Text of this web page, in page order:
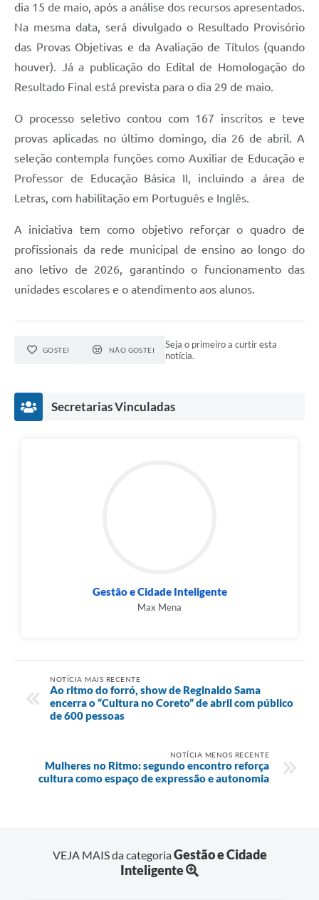
dia 15 de maio, após a análise dos recursos apresentados.
Na mesma data, será divulgado o Resultado Provisório
das Provas Objetivas e da Avaliação de Títulos (quando
houver). Já a publicação do Edital de Homologação do
Resultado Final está prevista para o dia 29 de maio.
O processo seletivo contou com 167 inscritos e teve
provas aplicadas no último domingo, dia 26 de abril. A
seleção contempla funções como Auxiliar de Educação e
Professor de Educação Básica II, incluindo a área de
Letras, com habilitação em Português e Inglês.
A iniciativa tem como objetivo reforçar o quadro de
profissionais da rede municipal de ensino ao longo do
ano letivo de 2026, garantindo o funcionamento das
unidades escolares e o atendimento aos alunos.
GOSTEI NÃO GOSTEI
Seja o primeiro a curtir esta
notícia.
Secretarias Vinculadas
Gestão e Cidade Inteligente
Max Mena
NOTÍCIA MAIS RECENTE
Ao ritmo do forró, show de Reginaldo Sama
encerra o “Cultura no Coreto” de abril com público
de 600 pessoas
NOTÍCIA MENOS RECENTE
Mulheres no Ritmo: segundo encontro reforça
cultura como espaço de expressão e autonomia
VEJA MAIS da categoriaGestão e Cidade
Inteligente